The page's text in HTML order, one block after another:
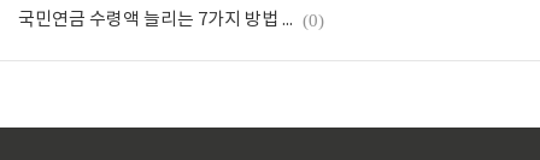
국민연금 수령액 늘리는 7가지 방법 알아보기 (0)